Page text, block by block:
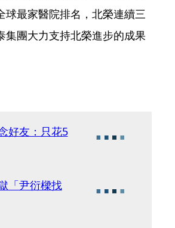
球最家醫院排名，北榮連續三
團大力支持北榮進步的成果
好友：只花5
「尹衍樑找